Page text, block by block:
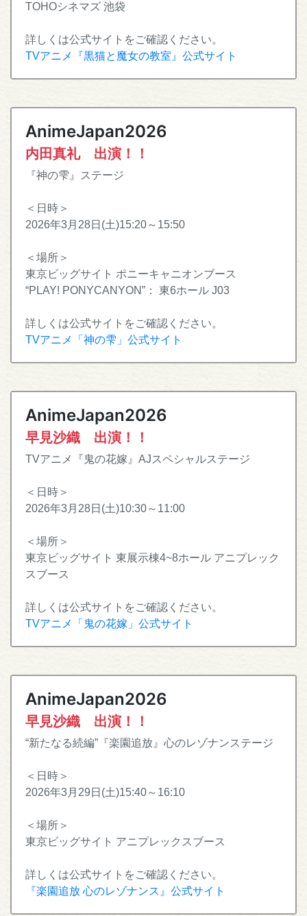
TOHOシネマズ 池袋
詳しくは公式サイトをご確認ください。
TVアニメ『黒猫と魔女の教室』公式サイト
AnimeJapan2026
内田真礼 出演！！
『神の雫』ステージ
＜日時＞
2026年3月28日(土)15:20～15:50
＜場所＞
東京ビッグサイト ポニーキャニオンブース
“PLAY! PONYCANYON”： 東6ホール J03
詳しくは公式サイトをご確認ください。
TVアニメ「神の雫」公式サイト
AnimeJapan2026
早見沙織 出演！！
TVアニメ『鬼の花嫁』AJスペシャルステージ
＜日時＞
2026年3月28日(土)10:30～11:00
＜場所＞
東京ビッグサイト 東展示棟4~8ホール アニプレック
スブース
詳しくは公式サイトをご確認ください。
TVアニメ「鬼の花嫁」公式サイト
AnimeJapan2026
早見沙織 出演！！
“新たなる続編”『楽園追放』心のレゾナンステージ
＜日時＞
2026年3月29日(土)15:40～16:10
＜場所＞
東京ビッグサイト アニプレックスブース
詳しくは公式サイトをご確認ください。
『楽園追放 心のレゾナンス』公式サイト